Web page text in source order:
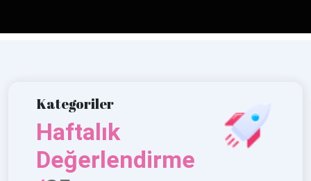
Kategoriler
Haftalık
Değerlendirme